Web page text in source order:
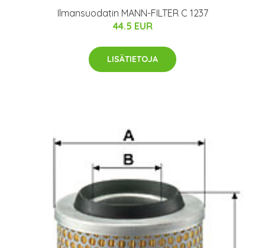
Ilmansuodatin MANN-FILTER C 1237
44.5 EUR
LISÄTIETOJA